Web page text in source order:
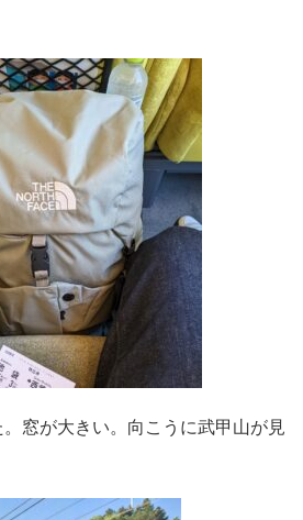
窓が大きい。向こうに武甲山が見